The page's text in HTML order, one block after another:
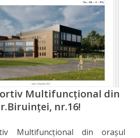
Multifuncțional din
nr.16!
Multifuncțional din orașul